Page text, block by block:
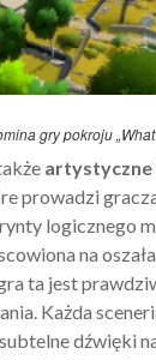
gry pokroju
artystyczne
prowadzi
logicznego
na
ta jest
Każda
dźwięki